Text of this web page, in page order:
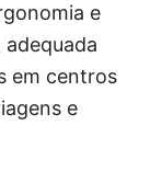
e
em centros
e